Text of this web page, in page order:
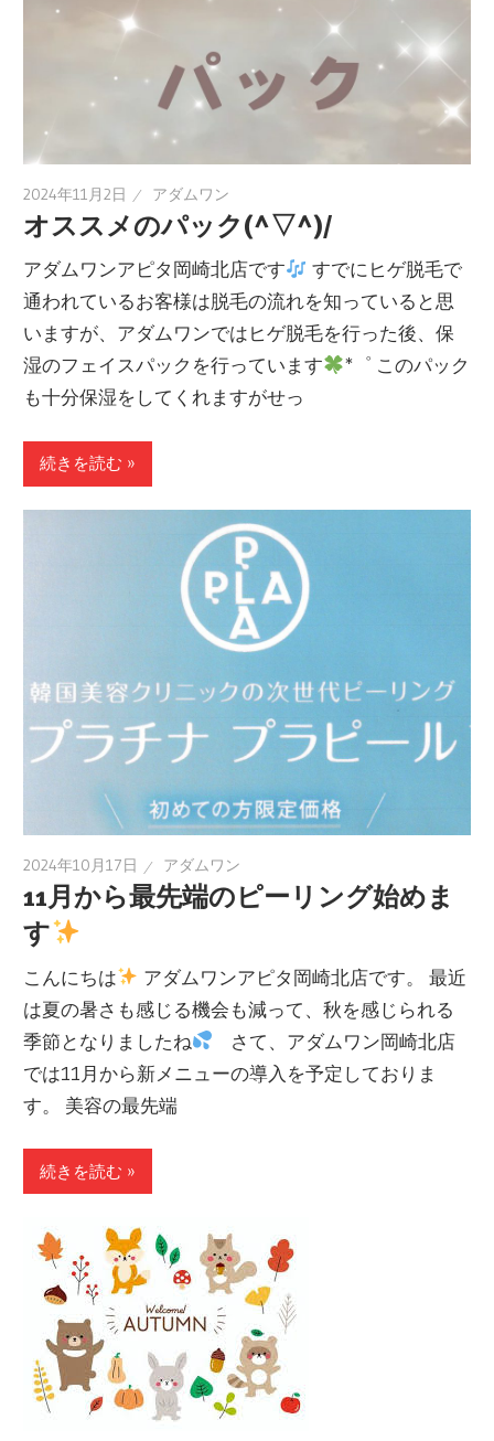
2024年11月2日 アダムワン
オススメのパック(^▽^)/
アダムワンアピタ岡崎北店です
すでにヒゲ脱毛で
通われているお客様は脱毛の流れを知っていると思
いますが、アダムワンではヒゲ脱毛を行った後、保
湿のフェイスパックを行っています
*゜ このパック
も十分保湿をしてくれますがせっ
続きを読む »
2024年10月17日 アダムワン
11月から最先端のピーリング始めま
す
こんにちは
アダムワンアピタ岡崎北店です。 最近
は夏の暑さも感じる機会も減って、秋を感じられる
季節となりましたね
さて、アダムワン岡崎北店
では11月から新メニューの導入を予定しておりま
す。 美容の最先端
続きを読む »